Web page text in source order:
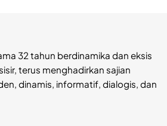
32 tahun berdinamika dan eksis
terus menghadirkan sajian
dinamis, informatif, dialogis, dan